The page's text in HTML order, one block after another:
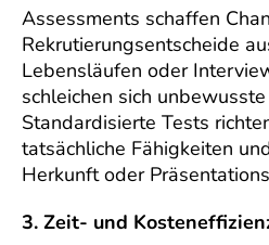
Assessments schaffen
Rekrutierungsentscheide
Lebensläufen oder
schleichen sich
Standardisierte Tests
tatsächliche Fähigkeiten
Herkunft oder
3. Zeit- und